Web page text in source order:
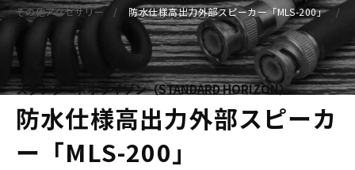
その他アクセサリー
防水仕様高出力外部スピーカー「MLS-200」
スタンダードホライゾン（STANDARD HORIZON）
防水仕様高出力外部スピーカ
ー「MLS-200」